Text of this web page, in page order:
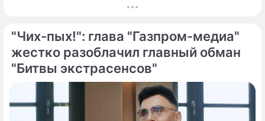
почитают память праведной Анны, матери
"Чих-пых!": глава "Газпром-медиа"
жестко разоблачил главный обман
"Битвы экстрасенсов"